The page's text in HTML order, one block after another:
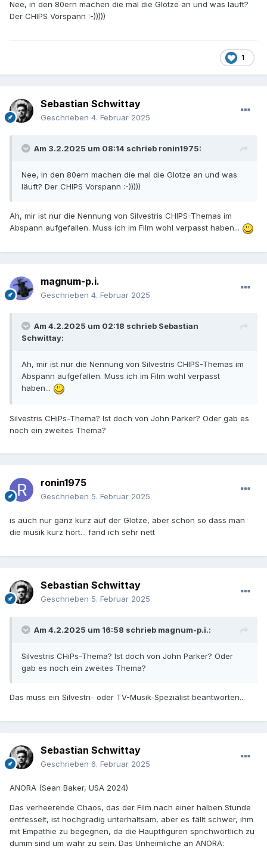
Nee, in den 80ern machen die mal die Glotze an und was läuft?
Der CHIPS Vorspann :-)))))
1
Sebastian Schwittay
Geschrieben 4. Februar 2025
Am 3.2.2025 um 08:14 schrieb ronin1975:
Nee, in den 80ern machen die mal die Glotze an und was
läuft? Der CHIPS Vorspann :-)))))
Ah, mir ist nur die Nennung von Silvestris CHIPS-Themas im
Abspann aufgefallen. Muss ich im Film wohl verpasst haben...
magnum-p.i.
Geschrieben 4. Februar 2025
Am 4.2.2025 um 02:18 schrieb Sebastian
Schwittay:
Ah, mir ist nur die Nennung von Silvestris CHIPS-Themas im
Abspann aufgefallen. Muss ich im Film wohl verpasst
haben...
Silvestris CHiPs-Thema? Ist doch von John Parker? Oder gab es
noch ein zweites Thema?
ronin1975
Geschrieben 5. Februar 2025
is auch nur ganz kurz auf der Glotze, aber schon so dass man
die musik kurz hört... fand ich sehr nett
Sebastian Schwittay
Geschrieben 5. Februar 2025
Am 4.2.2025 um 16:58 schrieb magnum-p.i.:
Silvestris CHiPs-Thema? Ist doch von John Parker? Oder
gab es noch ein zweites Thema?
Das muss ein Silvestri- oder TV-Musik-Spezialist beantworten...
Sebastian Schwittay
Geschrieben 6. Februar 2025
ANORA (Sean Baker, USA 2024)
Das verheerende Chaos, das der Film nach einer halben Stunde
entfesselt, ist hochgradig unterhaltsam, aber es fällt schwer, ihm
mit Empathie zu begegnen, da die Hauptfiguren sprichwörtlich zu
dumm sind um wahr zu sein. Das Unheimliche an ANORA: